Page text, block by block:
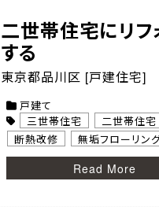
二世帯住宅にリフ
する
東京都品川区 [戸建住宅]
戸建て
三世帯住宅
二世帯住宅
断熱改修
無垢フローリン
Read More